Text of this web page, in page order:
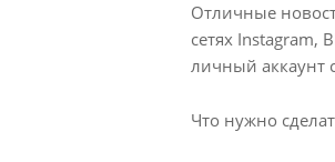
Отличные
сетях Instagram,
личный аккаунт
Что нужно